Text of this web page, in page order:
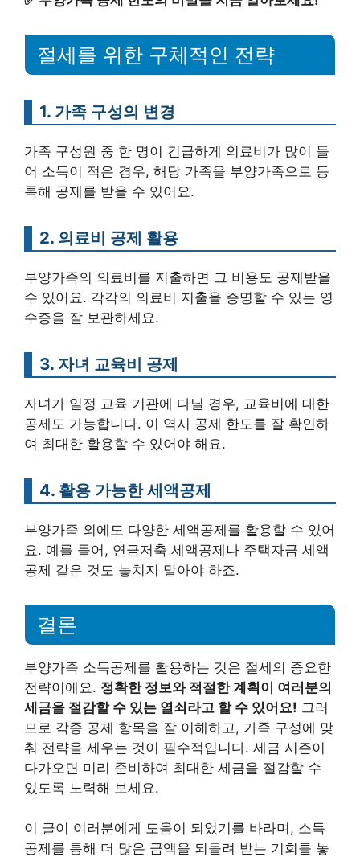
절세를 위한 구체적인 전략
1. 가족 구성의 변경
가족 구성원 중 한 명이 긴급하게 의료비가 많이 들
어 소득이 적은 경우, 해당 가족을 부양가족으로 등
록해 공제를 받을 수 있어요.
2. 의료비 공제 활용
부양가족의 의료비를 지출하면 그 비용도 공제받을
수 있어요. 각각의 의료비 지출을 증명할 수 있는 영
수증을 잘 보관하세요.
3. 자녀 교육비 공제
자녀가 일정 교육 기관에 다닐 경우, 교육비에 대한
공제도 가능합니다. 이 역시 공제 한도를 잘 확인하
여 최대한 활용할 수 있어야 해요.
4. 활용 가능한 세액공제
부양가족 외에도 다양한 세액공제를 활용할 수 있어
요. 예를 들어, 연금저축 세액공제나 주택자금 세액
공제 같은 것도 놓치지 말아야 하죠.
결론
부양가족 소득공제를 활용하는 것은 절세의 중요한
전략이에요. 정확한 정보와 적절한 계획이 여러분의
세금을 절감할 수 있는 열쇠라고 할 수 있어요! 그러
므로 각종 공제 항목을 잘 이해하고, 가족 구성에 맞
춰 전략을 세우는 것이 필수적입니다. 세금 시즌이
다가오면 미리 준비하여 최대한 세금을 절감할 수
있도록 노력해 보세요.
이 글이 여러분에게 도움이 되었기를 바라며, 소득
공제를 통해 더 많은 금액을 되돌려 받는 기회를 놓